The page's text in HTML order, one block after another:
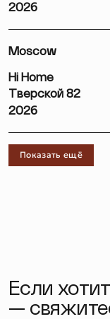
2026
Moscow
Hi Home
Тверской 82
2026
Показать ещё
Если
—